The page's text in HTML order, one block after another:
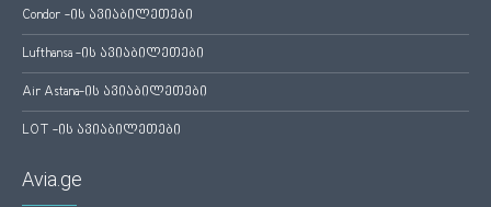
Condor -ის ავიაბილეთები
Lufthansa -ის ავიაბილეთები
Air Astana-ის ავიაბილეთები
LOT -ის ავიაბილეთები
Avia.ge